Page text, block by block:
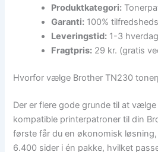
Produktkategori:
Garanti: 100%
Leveringstid: 1-3
Fragtpris: 29 kr. (gratis
Hvorfor vælge Brother TN230
Der er flere gode grunde til at
kompatible printerpatroner til din
første får du en økonomisk
6.400 sider i én pakke, hvilket